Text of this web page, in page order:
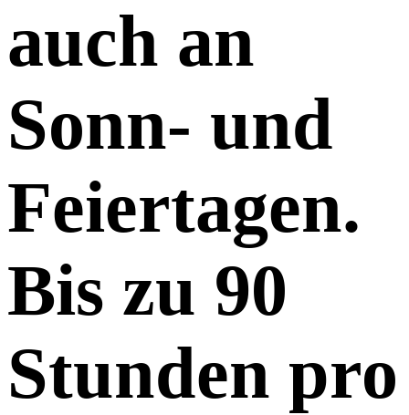
auch an
Sonn- und
Feiertagen.
Bis zu 90
Stunden pro